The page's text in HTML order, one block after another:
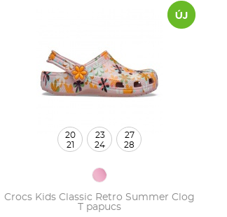
Crocs Kids Classic Retro Summer Clog
T papucs
20
21
23
24
27
28